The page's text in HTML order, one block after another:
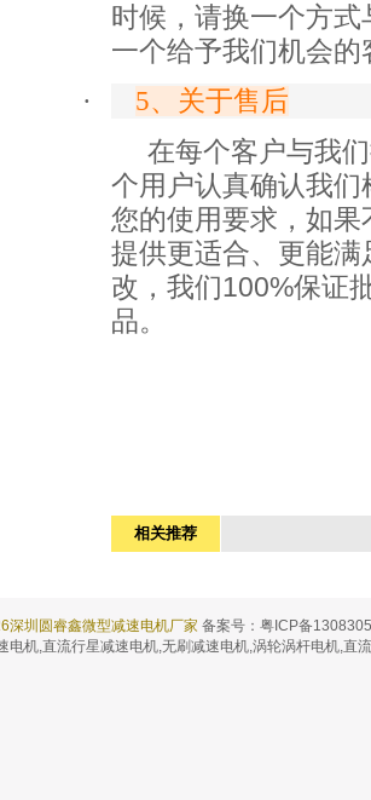
时候，请换一个方
一个给予我们机会
·
5、关于售后
在每个客户与我
个用户认真确认我
您的使用要求，如
提供更适合、更能
改，我们100%保证
品。
相关推荐
圳圆睿鑫微型减速电机厂家 备案号：粤ICP备
电机,直流行星减速电机,无刷减速电机,涡轮涡杆电机,直